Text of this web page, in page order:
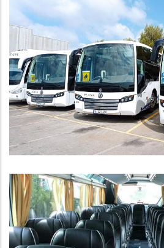
Presentació De
Transport
Primària, ESO I
Educació
Subvenció De La
Tarragona Per Al